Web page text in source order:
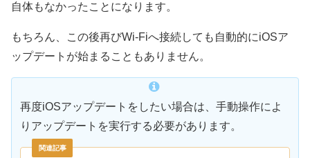
自体もなかったことになります。
もちろん、この後再びWi-Fiへ接続しても自動的にiOSア
ップデートが始まることもありません。
再度iOSアップデートをしたい場合は、手動操作によ
りアップデートを実行する必要があります。